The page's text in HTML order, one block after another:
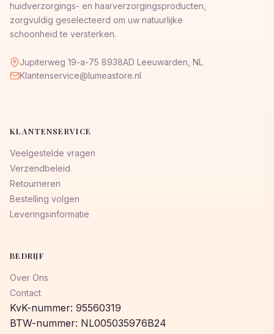
huidverzorgings- en haarverzorgingsproducten,
zorgvuldig geselecteerd om uw natuurlijke
schoonheid te versterken.
Jupiterweg 19-a-75 8938AD Leeuwarden, NL
Klantenservice@lumeastore.nl
KLANTENSERVICE
Veelgestelde vragen
Verzendbeleid
Retourneren
Bestelling volgen
Leveringsinformatie
BEDRIJF
Over Ons
Contact
KvK-nummer: 95560319
BTW-nummer: NL005035976B24